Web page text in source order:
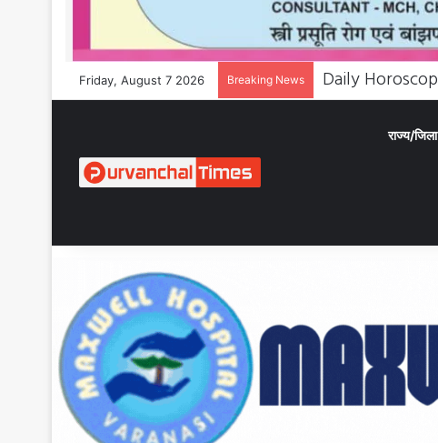
Friday, August 7 2026 Breaking News
राज्य/जिला